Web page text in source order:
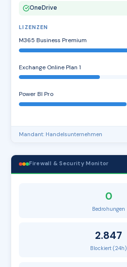
OneDrive
LIZENZEN
M365 Business Premium
Exchange Online Plan 1
Power BI Pro
Mandant: Handelsunternehmen
Firewall & Security Monitor
0
Bedrohungen
2.847
Blockiert (24h)